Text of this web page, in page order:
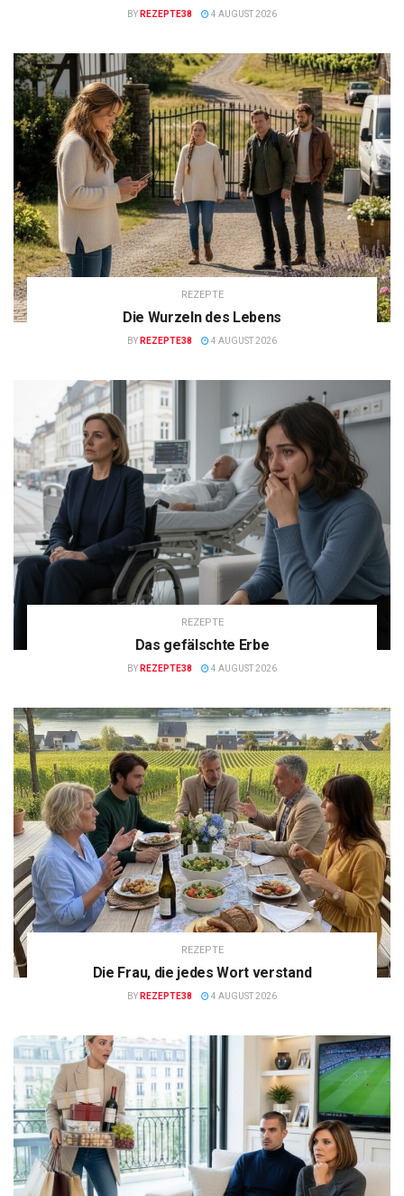
BY REZEPTE38 4 AUGUST 2026
REZEPTE
Die Wurzeln des Lebens
BY REZEPTE38 4 AUGUST 2026
REZEPTE
Das gefälschte Erbe
BY REZEPTE38 4 AUGUST 2026
REZEPTE
Die Frau, die jedes Wort verstand
BY REZEPTE38 4 AUGUST 2026